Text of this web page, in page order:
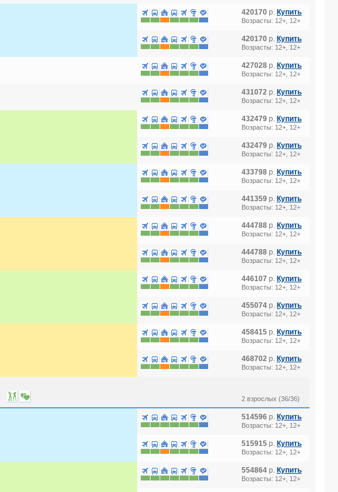
420170 р. Купить
Возрасты: 12+, 12+
420170 р. Купить
Возрасты: 12+, 12+
427028 р. Купить
Возрасты: 12+, 12+
431072 р. Купить
Возрасты: 12+, 12+
432479 р. Купить
Возрасты: 12+, 12+
432479 р. Купить
Возрасты: 12+, 12+
433798 р. Купить
Возрасты: 12+, 12+
441359 р. Купить
Возрасты: 12+, 12+
444788 р. Купить
Возрасты: 12+, 12+
444788 р. Купить
Возрасты: 12+, 12+
446107 р. Купить
Возрасты: 12+, 12+
455074 р. Купить
Возрасты: 12+, 12+
458415 р. Купить
Возрасты: 12+, 12+
468702 р. Купить
Возрасты: 12+, 12+
2 взрослых (36/36)
514596 р. Купить
Возрасты: 12+, 12+
515915 р. Купить
Возрасты: 12+, 12+
554864 р. Купить
Возрасты: 12+, 12+